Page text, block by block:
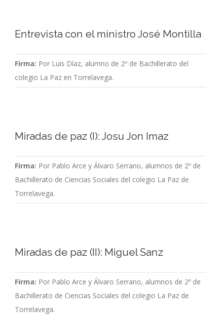
Entrevista con el ministro José Montilla
Firma: Por Luis Díaz, alumno de 2º de Bachillerato del
colegio La Paz en Torrelavega.
Miradas de paz (I): Josu Jon Imaz
Firma: Por Pablo Arce y Álvaro Serrano, alumnos de 2º de
Bachillerato de Ciencias Sociales del colegio La Paz de
Torrelavega.
Miradas de paz (II): Miguel Sanz
Firma: Por Pablo Arce y Álvaro Serrano, alumnos de 2º de
Bachillerato de Ciencias Sociales del colegio La Paz de
Torrelavega.